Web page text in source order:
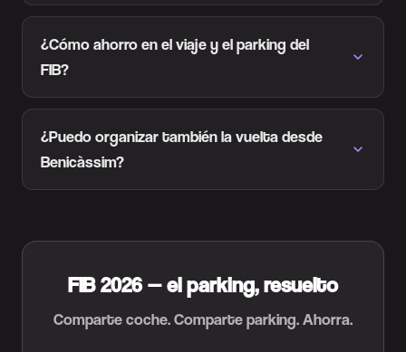
¿Cómo ahorro en el viaje y el parking del
FIB?
¿Puedo organizar también la vuelta desde
Benicàssim?
FIB 2026 — el parking, resuelto
Comparte coche. Comparte parking. Ahorra.